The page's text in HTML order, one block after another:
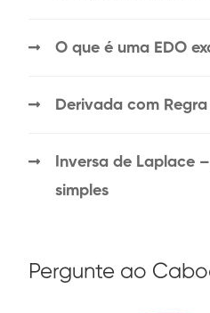
O que é uma EDO
Derivada com
Inversa de Laplace
simples
Pergunte ao